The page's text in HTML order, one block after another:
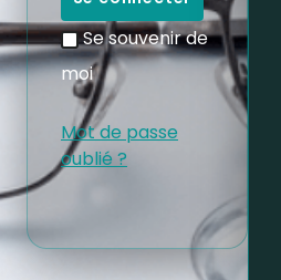
Se souvenir de
moi
Mot de passe
oublié ?